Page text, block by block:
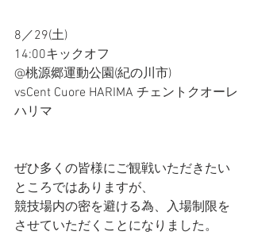
8／29(土)
14:00キックオフ
@桃源郷運動公園(紀の川市)
vsCent Cuore HARIMA チェントクオーレ
ハリマ
ぜひ多くの皆様にご観戦いただきたい
ところではありますが、
競技場内の密を避ける為、入場制限を
させていただくことになりました。